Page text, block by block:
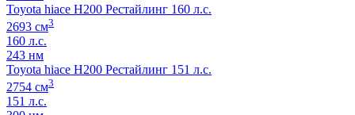
Toyota hiace H200 Рестайлинг 160 л.с.
2693 см3
160 л.с.
243 нм
Toyota hiace H200 Рестайлинг 151 л.с.
2754 см3
151 л.с.